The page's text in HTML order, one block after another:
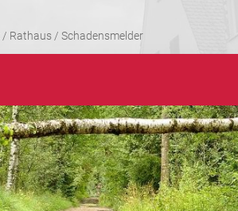
/ Rathaus/ Schadensmelder